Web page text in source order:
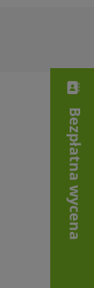
Bezpłatna wycena